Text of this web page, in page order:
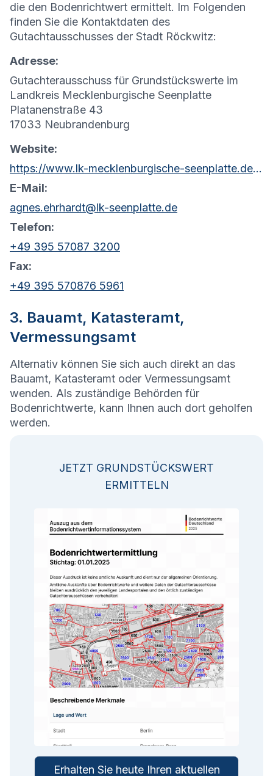
die den Bodenrichtwert ermittelt. Im Folgenden
finden Sie die Kontaktdaten des
Gutachtausschusses der Stadt Röckwitz:
Adresse:
Gutachterausschuss für Grundstückswerte im
Landkreis Mecklenburgische Seenplatte
Platanenstraße 43
17033 Neubrandenburg
Website:
https://www.lk-mecklenburgische-seenplatte.de/Aktuelles/Formulare/Soziales/Gesch%C3%A4ftsstelle-des-Gutachterausschusses.php?object=tx,2761.5.1&ModID=7&FID=2037.380.1&NavID=2761.81&La=1
E-Mail:
agnes.ehrhardt@lk-seenplatte.de
Telefon:
+49 395 57087 3200
Fax:
+49 395 570876 5961
3. Bauamt, Katasteramt,
Vermessungsamt
Alternativ können Sie sich auch direkt an das
Bauamt, Katasteramt oder Vermessungsamt
wenden. Als zuständige Behörden für
Bodenrichtwerte, kann Ihnen auch dort geholfen
werden.
JETZT GRUNDSTÜCKSWERT
ERMITTELN
Erhalten Sie heute Ihren aktuellen